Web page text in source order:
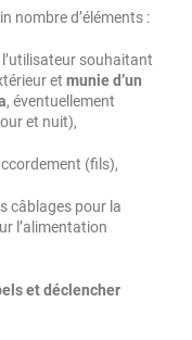
nombre d’éléments :
souhaitant
et munie d’un
, éventuellement
et nuit),
(fils),
câblages pour la
l’alimentation
et déclencher